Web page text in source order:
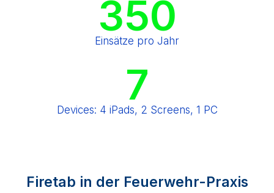
350
Einsätze pro Jahr
7
Devices: 4 iPads, 2 Screens, 1 PC
Firetab in der Feuerwehr-Praxis